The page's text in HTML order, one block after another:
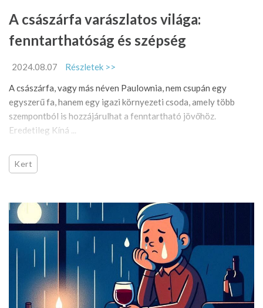
A császárfa varászlatos világa:
fenntarthatóság és szépség
2024.08.07
Részletek >>
A császárfa, vagy más néven Paulownia, nem csupán egy
egyszerű fa, hanem egy igazi környezeti csoda, amely több
szempontból is hozzájárulhat a fenntartható jövőhöz.
Eredetileg Kíná ...
Kert